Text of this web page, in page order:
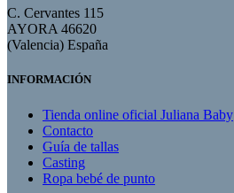
C. Cervantes 115
AYORA 46620
(Valencia) España
INFORMACIÓN
Tienda online oficial Juliana Baby
Contacto
Guía de tallas
Casting
Ropa bebé de punto